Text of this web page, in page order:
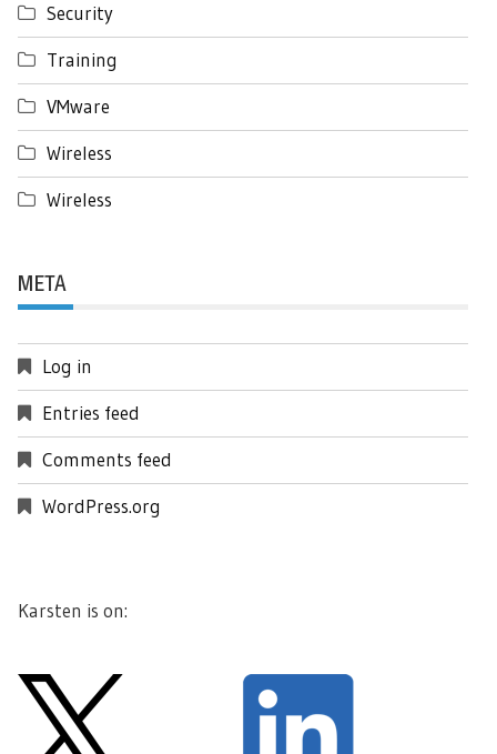
Security
Training
VMware
Wireless
Wireless
META
Log in
Entries feed
Comments feed
WordPress.org
Karsten is on: